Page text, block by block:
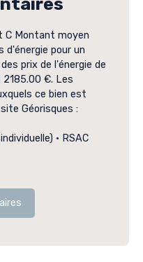
C Montant moyen
d'énergie pour un
prix de l'énergie de
2185.00 €. Les
ce bien est
Géorisques :
• RSAC